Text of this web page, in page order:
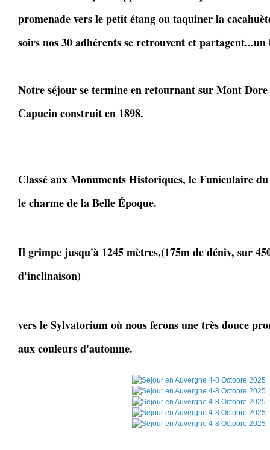
promenade vers le petit étang ou taquiner la
soirs nos 30 adhérents se retrouvent et
Notre séjour se termine en retournant sur Mont
Capucin construit en 1898.
Classé aux Monuments Historiques, le Funiculaire
le charme de la Belle Époque.
Il grimpe jusqu'à 1245 mètres,(175m de déniv, sur
d'inclinaison)
vers le Sylvatorium où nous ferons une très douce
aux couleurs d'automne.